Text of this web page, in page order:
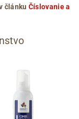
článku Číslovanie a